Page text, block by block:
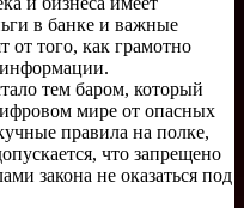
в банке и важные
от того, как грамотно
тем баром, который
мире от опасных
правила на полке,
что запрещено
закона не оказаться под